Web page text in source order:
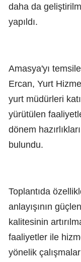
daha da
yapıldı.
Amasya'yı
Ercan, Yurt
yurt müdürleri
yürütülen
dönem
bulundu.
Toplantıda
anlayışının
kalitesinin
faaliyetler ile
yönelik